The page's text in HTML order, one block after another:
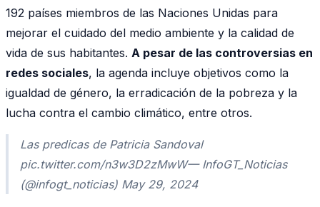
192 países miembros de las Naciones Unidas para
mejorar el cuidado del medio ambiente y la calidad de
vida de sus habitantes. A pesar de las controversias en
redes sociales, la agenda incluye objetivos como la
igualdad de género, la erradicación de la pobreza y la
lucha contra el cambio climático, entre otros.
Las predicas de Patricia Sandoval
pic.twitter.com/n3w3D2zMwW— InfoGT_Noticias
(@infogt_noticias) May 29, 2024